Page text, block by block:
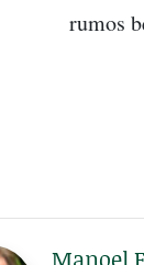
rumos
Manoel